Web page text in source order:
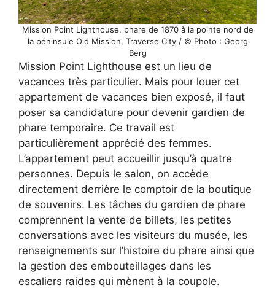
Mission Point Lighthouse, phare de 1870 à la pointe nord de
la péninsule Old Mission, Traverse City / © Photo : Georg
Berg
Mission Point Lighthouse est un lieu de
vacances très particulier. Mais pour louer cet
appartement de vacances bien exposé, il faut
poser sa candidature pour devenir gardien de
phare temporaire. Ce travail est
particulièrement apprécié des femmes.
L’appartement peut accueillir jusqu’à quatre
personnes. Depuis le salon, on accède
directement derrière le comptoir de la boutique
de souvenirs. Les tâches du gardien de phare
comprennent la vente de billets, les petites
conversations avec les visiteurs du musée, les
renseignements sur l’histoire du phare ainsi que
la gestion des embouteillages dans les
escaliers raides qui mènent à la coupole.